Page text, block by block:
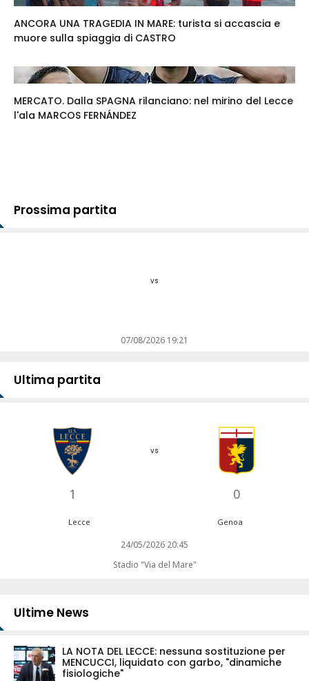
ANCORA UNA TRAGEDIA IN MARE: turista si accascia e
muore sulla spiaggia di CASTRO
MERCATO. Dalla SPAGNA rilanciano: nel mirino del Lecce
l'ala MARCOS FERNÁNDEZ
Prossima partita
vs
07/08/2026 19:21
Ultima partita
1
vs
0
Lecce Genoa
24/05/2026 20:45
Stadio "Via del Mare"
Ultime News
LA NOTA DEL LECCE: nessuna sostituzione per
MENCUCCI, liquidato con garbo, "dinamiche
fisiologiche"